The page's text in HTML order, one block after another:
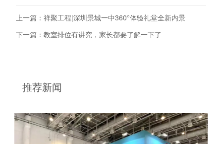
上一篇：祥聚工程|深圳景城一中360°体验礼堂全新内景
下一篇：教室排位有讲究，家长都要了解一下了
推荐新闻